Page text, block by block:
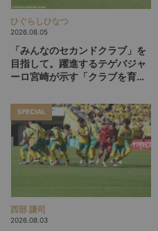
ひぐらしひなつ
2026.08.05
「みんなのセカンドクラブ」を
目指して。躍進するテゲバジャ
ーロ宮崎が示す「クラブを育て
SPECIAL
西部 謙司
2026.08.03